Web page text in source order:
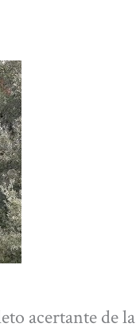
acertante de la